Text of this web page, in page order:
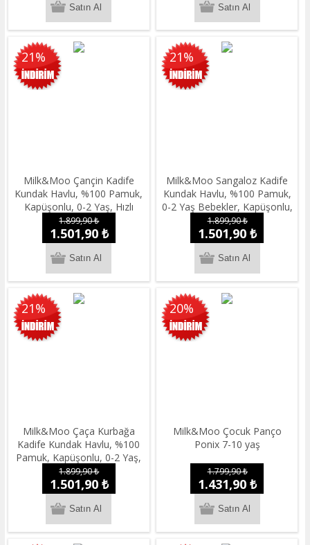
21%
Milk&Moo Çançin Kadife
Kundak Havlu, %100 Pamuk,
Kapüşonlu, 0-2 Yaş, Hızlı
Emici, 70x120 cm
1.899,90 ₺
1.501,90 ₺
21%
Milk&Moo Sangaloz Kadife
Kundak Havlu, %100 Pamuk,
0-2 Yaş Bebekler, Kapüşonlu,
Yumuşak, 70x120 cm
1.899,90 ₺
1.501,90 ₺
21%
Milk&Moo Çaça Kurbağa
Kadife Kundak Havlu, %100
Pamuk, Kapüşonlu, 0-2 Yaş,
Hızlı Emici, 70x120 cm
1.899,90 ₺
1.501,90 ₺
20%
Milk&Moo Çocuk Panço
Ponix 7-10 yaş
1.799,90 ₺
1.431,90 ₺